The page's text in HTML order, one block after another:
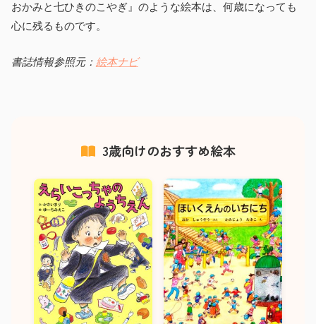
おかみと七ひきのこやぎ』のような絵本は、何歳になっても
心に残るものです。
書誌情報参照元： 絵本ナビ
3歳向けのおすすめ絵本